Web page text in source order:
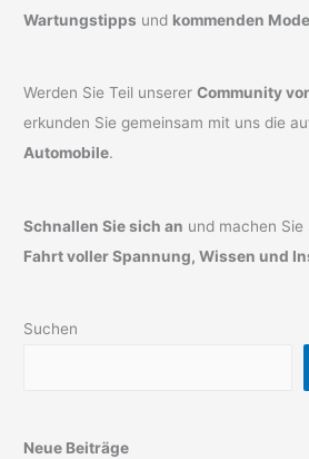
Wartungstipps und kommenden
Werden Sie Teil unsererCommunity
erkunden Sie gemeinsam mit uns die
Automobile.
Schnallen Sie sich an und machen
Fahrt voller Spannung, Wissen und
Suchen
Neue Beiträge